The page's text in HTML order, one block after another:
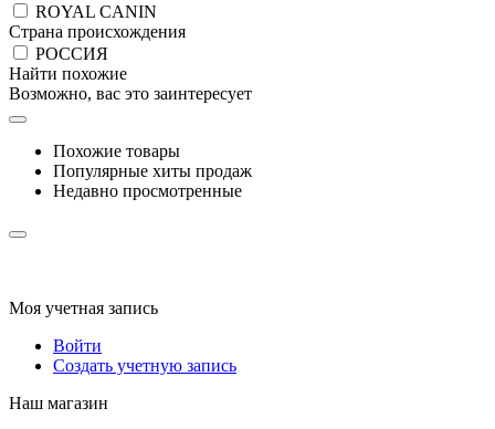
ROYAL CANIN
Страна происхождения
РОССИЯ
Найти похожие
Возможно, вас это заинтересует
Похожие товары
Популярные хиты продаж
Недавно просмотренные
Моя учетная запись
Войти
Создать учетную запись
Наш магазин